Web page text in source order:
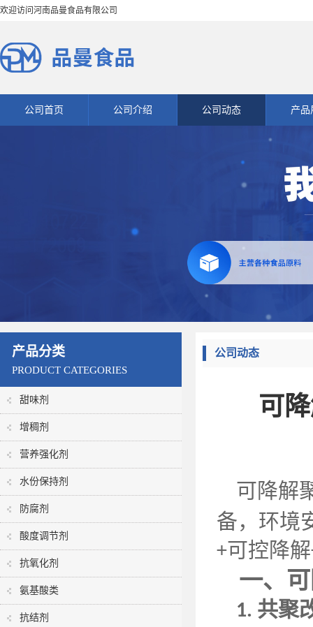
欢迎访问河南品曼食品有限公司
公司首页 公司介绍 公司动态 产品
产品分类
PRODUCT CATEGORIES
甜味剂
增稠剂
营养强化剂
水份保持剂
防腐剂
酸度调节剂
抗氧化剂
氨基酸类
抗结剂
公司动态
可
可降解
备，环境
+可控降解
一、
1. 共聚